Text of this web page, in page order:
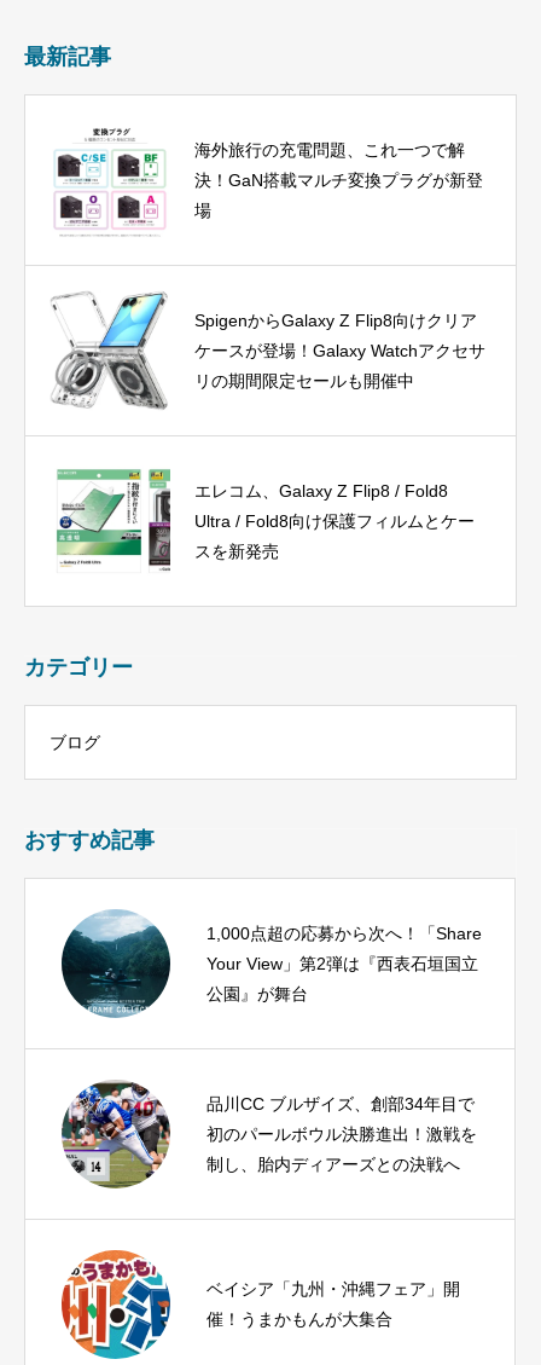
最新記事
海外旅行の充電問題、これ一つで解
決！GaN搭載マルチ変換プラグが新登
場
SpigenからGalaxy Z Flip8向けクリア
ケースが登場！Galaxy Watchアクセサ
リの期間限定セールも開催中
エレコム、Galaxy Z Flip8 / Fold8
Ultra / Fold8向け保護フィルムとケー
スを新発売
カテゴリー
ブログ
おすすめ記事
1,000点超の応募から次へ！「Share
Your View」第2弾は『西表石垣国立
公園』が舞台
品川CC ブルザイズ、創部34年目で
初のパールボウル決勝進出！激戦を
制し、胎内ディアーズとの決戦へ
ベイシア「九州・沖縄フェア」開
催！うまかもんが大集合